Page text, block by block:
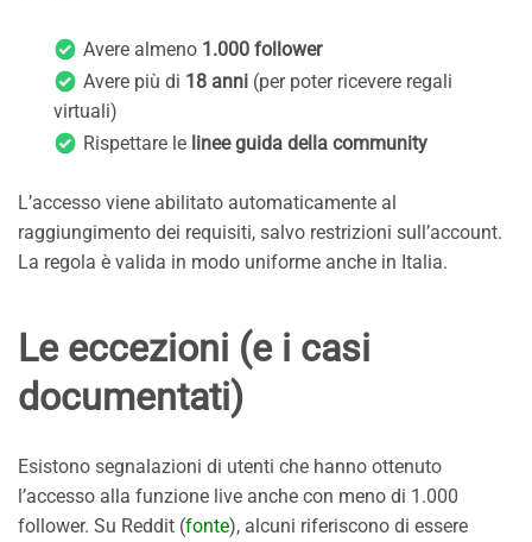
Avere almeno 1.000 follower
Avere più di 18 anni (per poter ricevere regali
virtuali)
Rispettare le linee guida della community
L’accesso viene abilitato automaticamente al
raggiungimento dei requisiti, salvo restrizioni sull’account.
La regola è valida in modo uniforme anche in Italia.
Le eccezioni (e i casi
documentati)
Esistono segnalazioni di utenti che hanno ottenuto
l’accesso alla funzione live anche con meno di 1.000
follower. Su Reddit (fonte), alcuni riferiscono di essere